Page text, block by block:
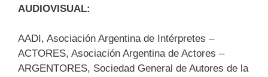
AUDIOVISUAL:
AADI, Asociación Argentina de Intérpretes –
ACTORES, Asociación Argentina de Actores –
ARGENTORES, Sociedad General de Autores de la